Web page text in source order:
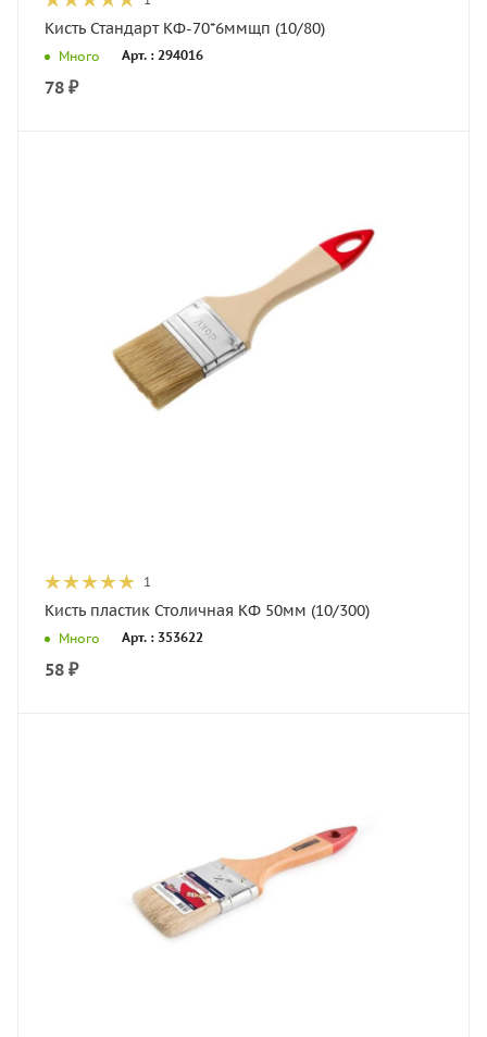
Кисть Стандарт КФ-70*6ммщп (10/80)
Много Арт. : 294016
78 ₽
1
Кисть пластик Столичная КФ 50мм (10/300)
Много Арт. : 353622
58 ₽